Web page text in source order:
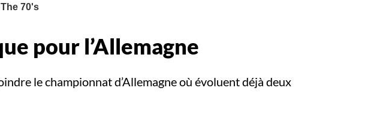
pour l’Allemagne
le championnat d’Allemagne où évoluent déjà deux